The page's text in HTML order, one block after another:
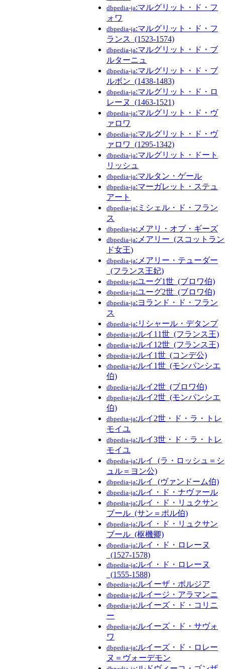
dbpedia-ja:マルグリット・ド・フ
ォワ
dbpedia-ja:マルグリット・ド・フ
ランス_(1523-1574)
dbpedia-ja:マルグリット・ド・ブ
ルターニュ
dbpedia-ja:マルグリット・ド・ブ
ルボン_(1438-1483)
dbpedia-ja:マルグリット・ド・ロ
レーヌ_(1463-1521)
dbpedia-ja:マルグリット・ド・ヴ
ァロワ
dbpedia-ja:マルグリット・ド・ヴ
ァロワ_(1295-1342)
dbpedia-ja:マルグリット・ドート
リッシュ
dbpedia-ja:マルタン・ゲール
dbpedia-ja:マーガレット・ステュ
アート
dbpedia-ja:ミシェル・ド・フラン
ス
dbpedia-ja:メアリ・オブ・ギーズ
dbpedia-ja:メアリー_(スコットラン
ド女王)
dbpedia-ja:メアリー・テューダー
_(フランス王妃)
dbpedia-ja:ユーグ1世_(ブロワ伯)
dbpedia-ja:ユーグ2世_(ブロワ伯)
dbpedia-ja:ヨランド・ド・フラン
ス
dbpedia-ja:リシャール・デタンプ
dbpedia-ja:ルイ11世_(フランス王)
dbpedia-ja:ルイ12世_(フランス王)
dbpedia-ja:ルイ1世_(コンデ公)
dbpedia-ja:ルイ1世_(モンパンシエ
伯)
dbpedia-ja:ルイ2世_(ブロワ伯)
dbpedia-ja:ルイ2世_(モンパンシエ
伯)
dbpedia-ja:ルイ2世・ド・ラ・トレ
モイユ
dbpedia-ja:ルイ3世・ド・ラ・トレ
モイユ
dbpedia-ja:ルイ_(ラ・ロッシュ＝シ
ュル＝ヨン公)
dbpedia-ja:ルイ_(ヴァンドーム伯)
dbpedia-ja:ルイ・ド・ナヴァール
dbpedia-ja:ルイ・ド・リュクサン
ブール_(サン＝ポル伯)
dbpedia-ja:ルイ・ド・リュクサン
ブール_(枢機卿)
dbpedia-ja:ルイ・ド・ロレーヌ
_(1527-1578)
dbpedia-ja:ルイ・ド・ロレーヌ
_(1555-1588)
dbpedia-ja:ルイーザ・ボルジア
dbpedia-ja:ルイージ・アラマンニ
dbpedia-ja:ルイーズ・ド・コリニ
ー
dbpedia-ja:ルイーズ・ド・サヴォ
ワ
dbpedia-ja:ルイーズ・ド・ロレー
ヌ＝ヴォーデモン